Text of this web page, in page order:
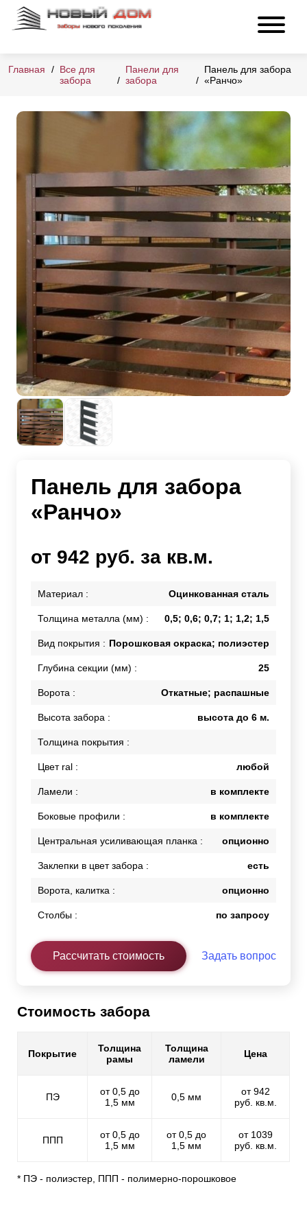
Главная
Все для
забора
Панели для
забора
Панель для забора
«Ранчо»
Панель для забора
«Ранчо»
от 942 руб. за кв.м.
Материал : Оцинкованная сталь
Толщина металла (мм) : 0,5; 0,6; 0,7; 1; 1,2; 1,5
Вид покрытия : Порошковая окраска; полиэстер
Глубина секции (мм) : 25
Ворота : Откатные; распашные
Высота забора : высота до 6 м.
Толщина покрытия :
Цвет ral : любой
Ламели : в комплекте
Боковые профили : в комплекте
Центральная усиливающая планка : опционно
Заклепки в цвет забора : есть
Ворота, калитка : опционно
Столбы : по запросу
Рассчитать стоимость Задать вопрос
Стоимость забора
Покрытие
Толщина
рамы
Толщина
ламели
Цена
ПЭ
от 0,5 до
1,5 мм
0,5 мм
от 942
руб. кв.м.
ППП
от 0,5 до
1,5 мм
от 0,5 до
1,5 мм
от 1039
руб. кв.м.
* ПЭ - полиэстер, ППП - полимерно-порошковое